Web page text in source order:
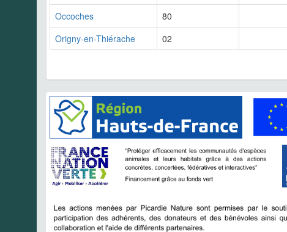
Occoches
80
Origny-en-Thiérache
02